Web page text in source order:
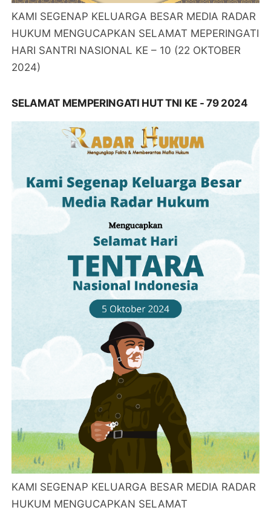
KAMI SEGENAP KELUARGA BESAR MEDIA RADAR
HUKUM MENGUCAPKAN SELAMAT MEPERINGATI
HARI SANTRI NASIONAL KE – 10 (22 OKTOBER
2024)
SELAMAT MEMPERINGATI HUT TNI KE - 79 2024
KAMI SEGENAP KELUARGA BESAR MEDIA RADAR
HUKUM MENGUCAPKAN SELAMAT